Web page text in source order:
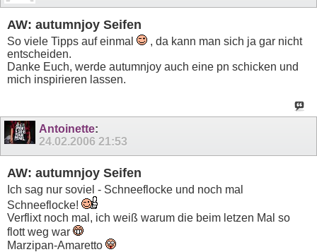
AW: autumnjoy Seifen
So viele Tipps auf einmal
, da kann man sich ja gar nicht
entscheiden.
Danke Euch, werde autumnjoy auch eine pn schicken und
mich inspirieren lassen.
Antoinette:
24.02.2006 21:53
AW: autumnjoy Seifen
Ich sag nur soviel - Schneeflocke und noch mal
Schneeflocke!
Verflixt noch mal, ich weiß warum die beim letzen Mal so
flott weg war
Marzipan-Amaretto